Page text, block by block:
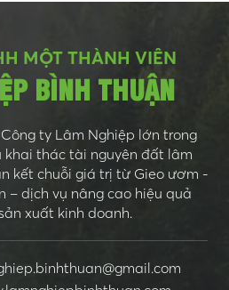
MỘT THÀNH VIÊN
BÌNH THUẬN
ty Lâm Nghiệp lớn trong
khai thác tài nguyên đất lâm
kết chuỗi giá trị từ Gieo ươm -
– dịch vụ nâng cao hiệu quả
xuất kinh doanh.